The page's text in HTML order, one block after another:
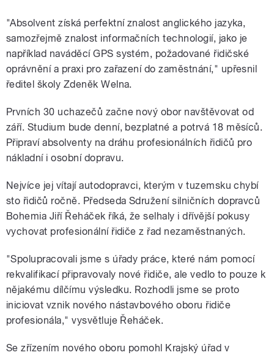
"Absolvent získá perfektní znalost anglického jazyka,
samozřejmě znalost informačních technologií, jako je
například naváděcí GPS systém, požadované řidičské
oprávnění a praxi pro zařazení do zaměstnání," upřesnil
ředitel školy Zdeněk Welna.
Prvních 30 uchazečů začne nový obor navštěvovat od
září. Studium bude denní, bezplatné a potrvá 18 měsíců.
Připraví absolventy na dráhu profesionálních řidičů pro
nákladní i osobní dopravu.
Nejvíce jej vítají autodopravci, kterým v tuzemsku chybí
sto řidičů ročně. Předseda Sdružení silničních dopravců
Bohemia Jiří Řeháček říká, že selhaly i dřívější pokusy
vychovat profesionální řidiče z řad nezaměstnaných.
"Spolupracovali jsme s úřady práce, které nám pomocí
rekvalifikací připravovaly nové řidiče, ale vedlo to pouze k
nějakému dílčímu výsledku. Rozhodli jsme se proto
iniciovat vznik nového nástavbového oboru řidiče
profesionála," vysvětluje Řeháček.
Se zřízením nového oboru pomohl Krajský úřad v